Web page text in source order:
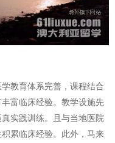
教育体系完善，课程结合
富临床经验。教学设施先
实践训练。且与当地医院
累临床经验。此外，马来